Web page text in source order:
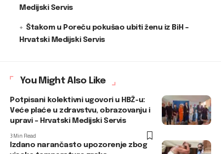
Medijski Servis
Štakom u Poreču pokušao ubiti ženu iz BiH –
Hrvatski Medijski Servis
You Might Also Like
Potpisani kolektivni ugovori u HBŽ-u:
Veće plaće u zdravstvu, obrazovanju i
upravi – Hrvatski Medijski Servis
3 Min Read
Izdano narančasto upozorenje zbog